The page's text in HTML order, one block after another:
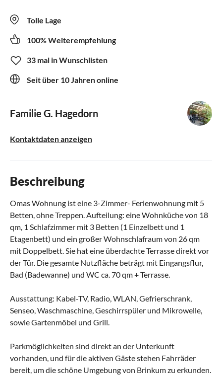
Tolle Lage
100% Weiterempfehlung
33 mal in Wunschlisten
Seit über 10 Jahren online
Familie G. Hagedorn
Kontaktdaten anzeigen
Beschreibung
Omas Wohnung ist eine 3-Zimmer- Ferienwohnung mit 5
Betten, ohne Treppen. Aufteilung: eine Wohnküche von 18
qm, 1 Schlafzimmer mit 3 Betten (1 Einzelbett und 1
Etagenbett) und ein großer Wohnschlafraum von 26 qm
mit Doppelbett. Sie hat eine überdachte Terrasse direkt vor
der Tür. Die gesamte Nutzfläche beträgt mit Eingangsflur,
Bad (Badewanne) und WC ca. 70 qm + Terrasse.
Ausstattung: Kabel-TV, Radio, WLAN, Gefrierschrank,
Senseo, Waschmaschine, Geschirrspüler und Mikrowelle,
sowie Gartenmöbel und Grill.
Parkmöglichkeiten sind direkt an der Unterkunft
vorhanden, und für die aktiven Gäste stehen Fahrräder
bereit, um die schöne Umgebung von Brinkum zu erkunden.